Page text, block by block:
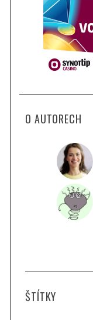
O AUTORECH
ŠTÍTKY